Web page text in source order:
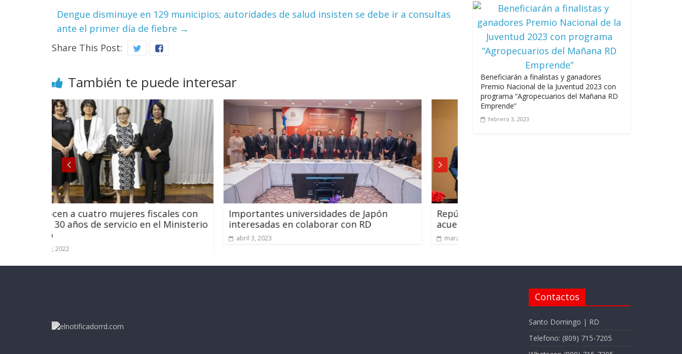
Dengue disminuye en 129 municipios; autoridades de salud insisten se debe ir a consultas
ante el primer día de fiebre →
Share This Post:
También te puede interesar
fiscales con
en el Ministerio
Importantes universidades de Japón
interesadas en colaborar con RD
República Dominicana y Ecuador firman
acuerdo de cooperación aérea
Beneficiarán a finalistas y ganadores
Premio Nacional de la Juventud 2023 con
programa “Agropecuarios del Mañana RD
Emprende”
febrero 3, 2023
Contactos
Santo Domingo | RD
Telefono: (809) 715-7205